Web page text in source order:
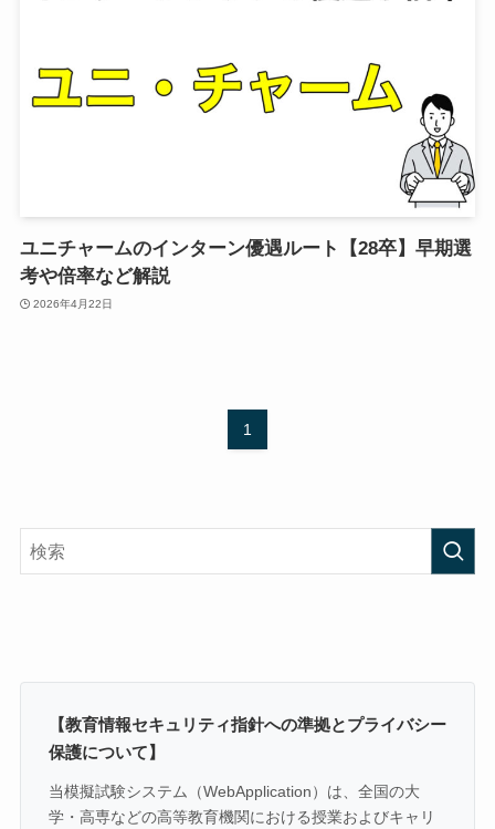
ユニチャームのインターン優遇ルート【28卒】早期選
考や倍率など解説
2026年4月22日
1
【教育情報セキュリティ指針への準拠とプライバシー
保護について】
当模擬試験システム（WebApplication）は、全国の大
学・高専などの高等教育機関における授業およびキャリ